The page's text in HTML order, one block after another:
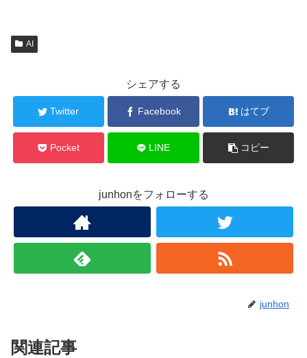
AI
シェアする
Twitter Facebook はてブ
Pocket LINE コピー
junhonをフォローする
junhon
関連記事